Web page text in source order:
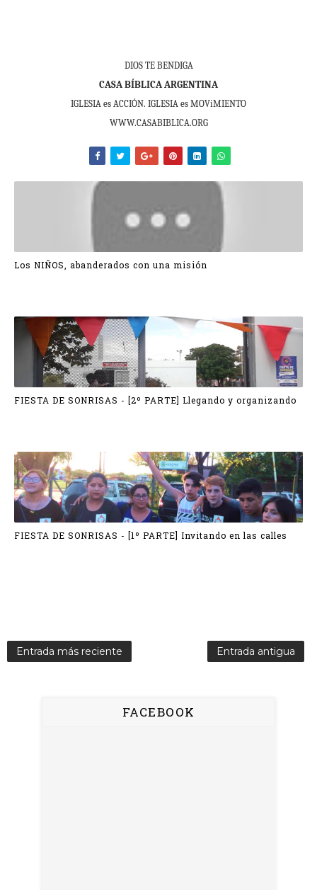
DIOS TE BENDIGA
CASA BÍBLICA ARGENTINA
IGLESIA es ACCIÓN. IGLESIA es MOViMIENTO
WWW.CASABIBLICA.ORG
Los NIÑOS, abanderados con una misión
FIESTA DE SONRISAS - [2º PARTE] Llegando y organizando
FIESTA DE SONRISAS - [1º PARTE] Invitando en las calles
Entrada más reciente Entrada antigua
FACEBOOK